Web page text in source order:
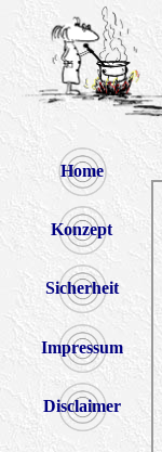
Home
Konzept
Sicherheit
Impressum
Disclaimer